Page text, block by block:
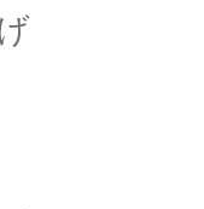
揚げ
羅